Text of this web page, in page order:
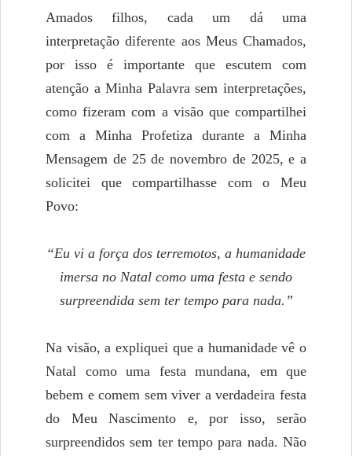
Amados filhos, cada um dá uma
interpretação diferente aos Meus Chamados,
por isso é importante que escutem com
atenção a Minha Palavra sem interpretações,
como fizeram com a visão que compartilhei
com a Minha Profetiza durante a Minha
Mensagem de 25 de novembro de 2025, e a
solicitei que compartilhasse com o Meu
Povo:
“Eu vi a força dos terremotos, a humanidade
imersa no Natal como uma festa e sendo
surpreendida sem ter tempo para nada.”
Na visão, a expliquei que a humanidade vê o
Natal como uma festa mundana, em que
bebem e comem sem viver a verdadeira festa
do Meu Nascimento e, por isso, serão
surpreendidos sem ter tempo para nada. Não